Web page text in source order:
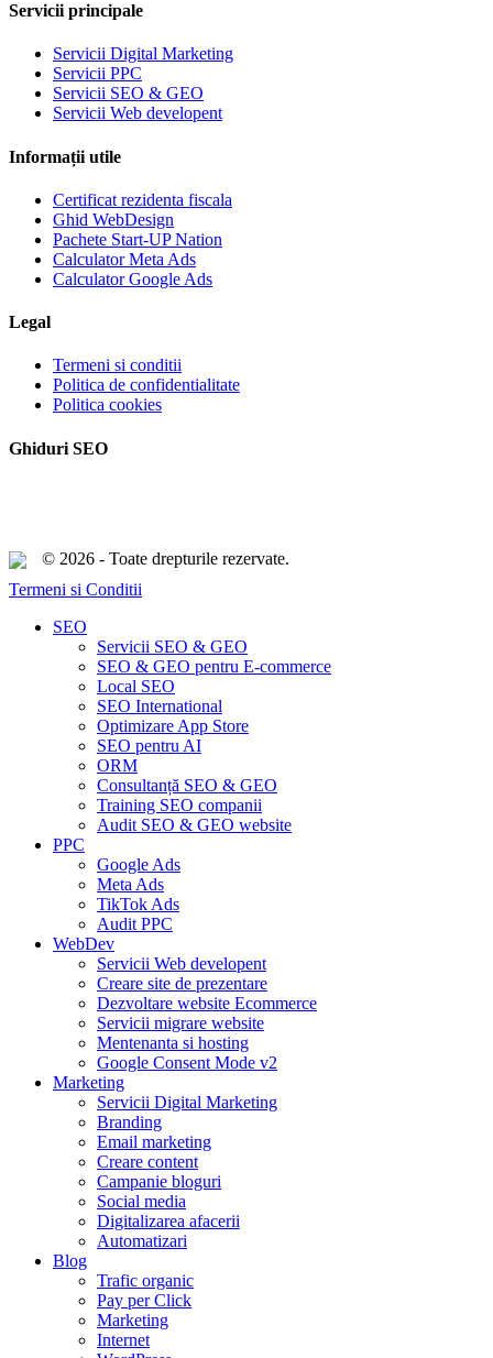
Servicii principale
Servicii Digital Marketing
Servicii PPC
Servicii SEO & GEO
Servicii Web developent
Informații utile
Certificat rezidenta fiscala
Ghid WebDesign
Pachete Start-UP Nation
Calculator Meta Ads
Calculator Google Ads
Legal
Termeni si conditii
Politica de confidentialitate
Politica cookies
Ghiduri SEO
© 2026 - Toate drepturile rezervate.
Termeni si Conditii
Close
SEO
Servicii SEO & GEO
SEO & GEO pentru E-commerce
Local SEO
SEO International
Optimizare App Store
SEO pentru AI
ORM
Consultanță SEO & GEO
Training SEO companii
Audit SEO & GEO website
PPC
Google Ads
Meta Ads
TikTok Ads
Audit PPC
WebDev
Servicii Web developent
Creare site de prezentare
Dezvoltare website Ecommerce
Servicii migrare website
Mentenanta si hosting
Google Consent Mode v2
Marketing
Servicii Digital Marketing
Branding
Email marketing
Creare content
Campanie bloguri
Social media
Digitalizarea afacerii
Automatizari
Blog
Trafic organic
Pay per Click
Marketing
Internet